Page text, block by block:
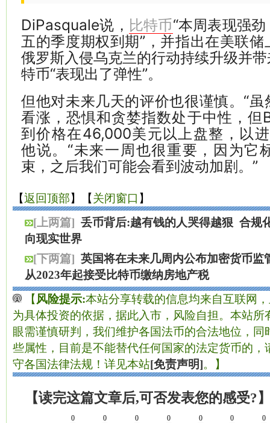
DiPasquale说， 比特币“本周表现强
五的季度期权到期”，并指出在美联
俄罗斯入侵乌克兰的行动持续升级并
特币“表现出了弹性”。
但他对未来几天的评价也很谨慎。“
看涨，恐惧和贪婪指数处于中性，但
到价格在46,000美元以上盘整，以
他说。“未来一周也很重要，因为它
束，之后我们可能会看到波动加剧。”
【返回顶部】【关闭窗口 】
[上两篇] 丢币背后:越有钱的人哭得越狠 合规
向现实世界
[下两篇] 英国将在未来几周内公布加密货币监
从2023年起接受比特币缴纳房地产税
【 风险提示:本站分享转载的信息均来自互联网
为具体投资的依据，据此入市，风险自担。本站所
眼需谨慎研判，我们维护各国法币的合法地位，
些属性，目前是不能替代任何国家的法定货币的，
守各国法律法规！详见本站[免责声明]。】
【读完这篇文章后,可否发表您的感受?
0 0 0 0 0 0 0